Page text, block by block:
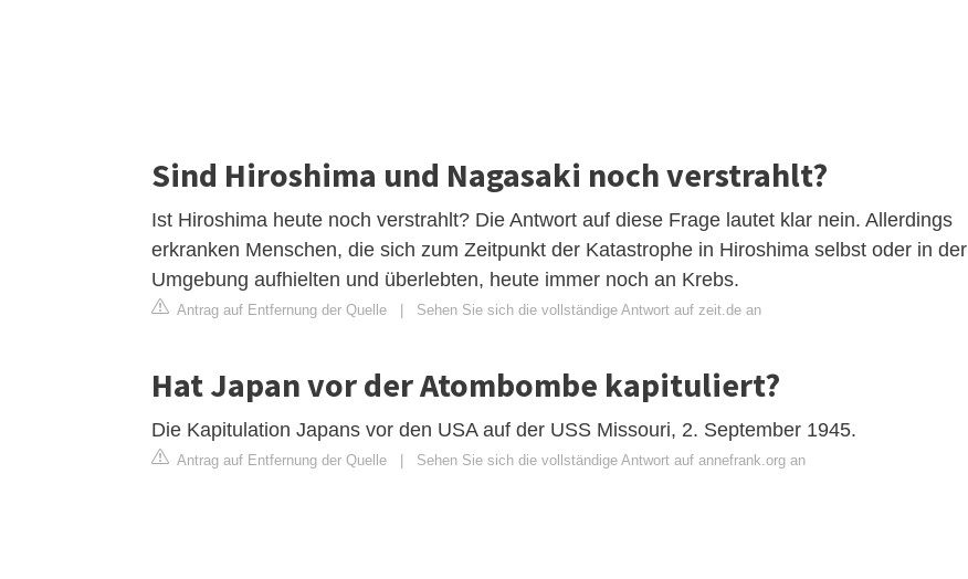
Sind Hiroshima und Nagasaki noch verstrahlt?
Ist Hiroshima heute noch verstrahlt? Die Antwort auf diese Frage lautet klar nein. Allerdings
erkranken Menschen, die sich zum Zeitpunkt der Katastrophe in Hiroshima selbst oder in der
Umgebung aufhielten und überlebten, heute immer noch an Krebs.
Antrag auf Entfernung der Quelle Sehen Sie sich die vollständige Antwort auf zeit.de an
Hat Japan vor der Atombombe kapituliert?
Die Kapitulation Japans vor den USA auf der USS Missouri, 2. September 1945.
Antrag auf Entfernung der Quelle Sehen Sie sich die vollständige Antwort auf annefrank.org an